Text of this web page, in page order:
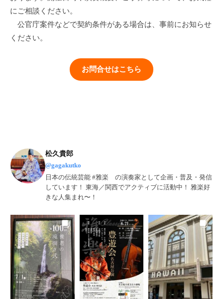
にご相談ください。
公官庁案件などで契約条件がある場合は、事前にお知らせ
ください。
お問合せはこちら
松久貴郎
@gagakutko
日本の伝統芸能 #雅楽 の演奏家として企画・普及・発信
しています！ 東海／関西でアクティブに活動中！ 雅楽好
きな人集まれ〜！